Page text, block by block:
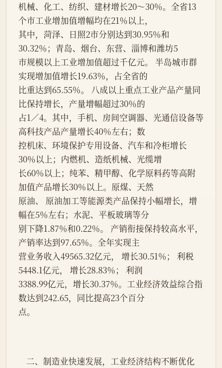
机械、化工、纺织、建材增长20～30％。全省13
个市工业增加值增幅均在21％以上，
其中，菏泽、日照2市分别达到30.95％和
30.32％；青岛、烟台、东营、淄博和潍坊5
市规模以上工业增加值超过千亿元。 半岛城市群
实现增加值增长19.63％，占全省的
比重达到65.55％。 八成以上重点工业产品产量同
比保持增长，产量增幅超过30％的
占1／4。其中，手机、房间空调器、光通信设备等
高科技产品产量增长40％左右；数
控机床、环境保护专用设备、汽车和冷柜增长
30％以上；内燃机、造纸机械、光缆增
长60％以上；纯苯、精甲醇、化学原料药等高附
加值产品增长30％以上。原煤、天然
原油、 原油加工等能源类产品保持小幅增长，增
幅在5％左右；水泥、平板玻璃等分
别下降1.87％和0.22％。 产销衔接保持较高水平，
产销率达到97.65％。全年实现主
营业务收入49565.32亿元， 增长30.51％； 利税
5448.1亿元， 增长28.83％； 利润
3388.99亿元，增长30.37％。工业经济效益综合指
数达到242.65，同比提高23个百分
点。
    二、制造业快速发展，工业经济结构不断优化